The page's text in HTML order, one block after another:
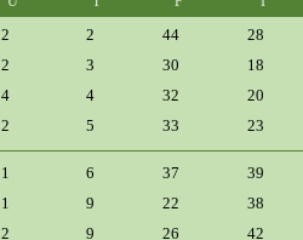
2 2 44 28
2 3 30 18
4 4 32 20
2 5 33 23
1 6 37 39
1 9 22 38
2 9 26 42